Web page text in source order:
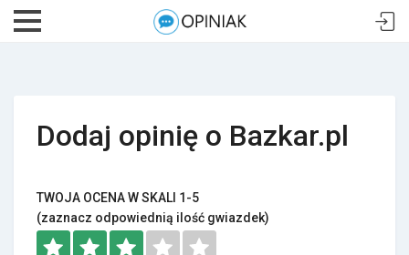
Dodaj opinię o Bazkar.pl
TWOJA OCENA W SKALI 1-5
(zaznacz odpowiednią ilość gwiazdek)